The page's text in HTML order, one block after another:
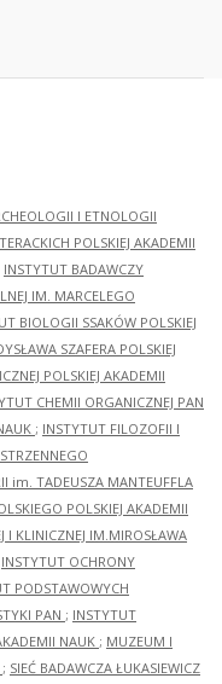
I ETNOLOGII
POLSKIEJ AKADEMII
INSTYTUT BADAWCZY
IM. MARCELEGO
BIOLOGII SSAKÓW POLSKIEJ
SZAFERA POLSKIEJ
POLSKIEJ AKADEMII
CHEMII ORGANICZNEJ PAN
; INSTYTUT FILOZOFII I
im. TADEUSZA MANTEUFFLA
POLSKIEJ AKADEMII
I KLINICZNEJ IM.MIROSŁAWA
INSTYTUT OCHRONY
PODSTAWOWYCH
PAN ; INSTYTUT
NAUK ; MUZEUM I
; SIEĆ BADAWCZA ŁUKASIEWICZ